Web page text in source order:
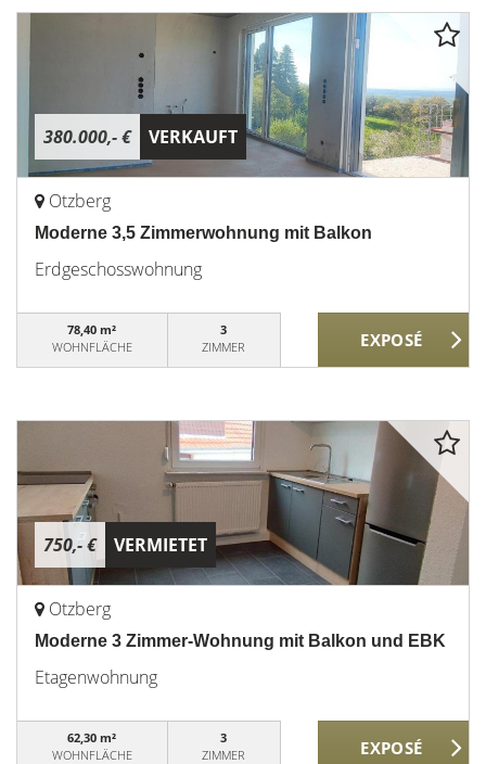
380.000,- € VERKAUFT
Otzberg
Moderne 3,5 Zimmerwohnung mit Balkon
Erdgeschosswohnung
78,40 m²
WOHNFLÄCHE
3
ZIMMER
750,- € VERMIETET
Otzberg
Moderne 3 Zimmer-Wohnung mit Balkon und EBK
Etagenwohnung
62,30 m²
WOHNFLÄCHE
3
ZIMMER